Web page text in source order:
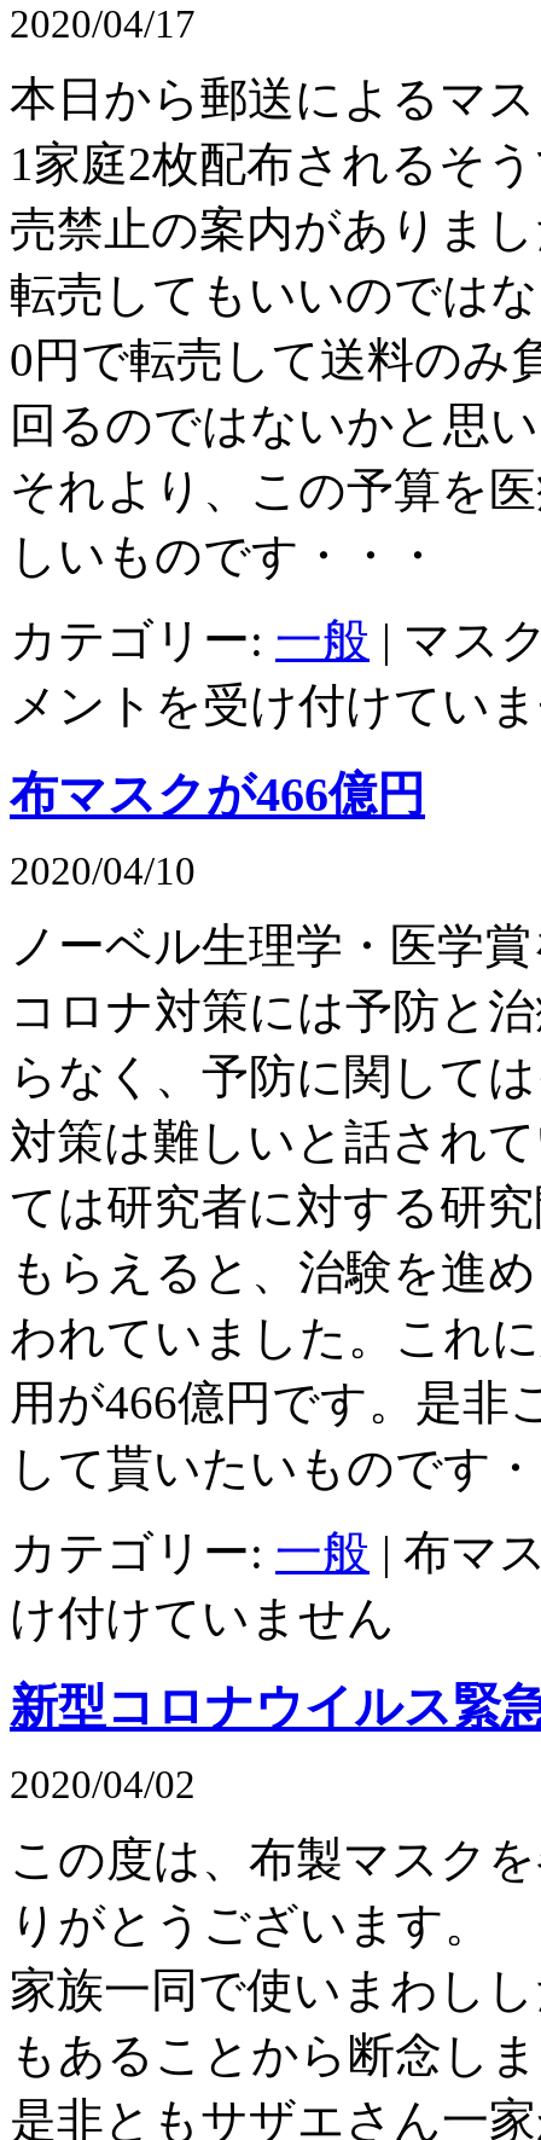
2020/04/17
本日から郵送によるマ
1家庭2枚配布されるそ
売禁止の案内がありま
転売してもいいのでは
0円で転売して送料のみ
回るのではないかと思
それより、この予算を
しいものです・・・
カテゴリー: 一般 | マス
メントを受け付けてい
布マスクが466億円
2020/04/10
ノーベル生理学・医学
コロナ対策には予防と
らなく、予防に関して
対策は難しいと話され
ては研究者に対する研
もらえると、治験を進
われていました。これ
用が466億円です。是非
して貰いたいものです
カテゴリー: 一般 | 布マ
け付けていません
新型コロナウイルス緊
2020/04/02
この度は、布製マスク
りがとうございます。
家族一同で使いまわし
もあることから断念し
是非ともサザエさん一